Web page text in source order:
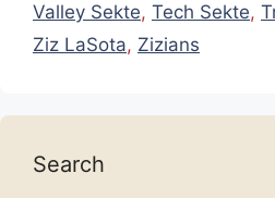
Valley Sekte, Tech Sekte,
Ziz LaSota, Zizians
Search